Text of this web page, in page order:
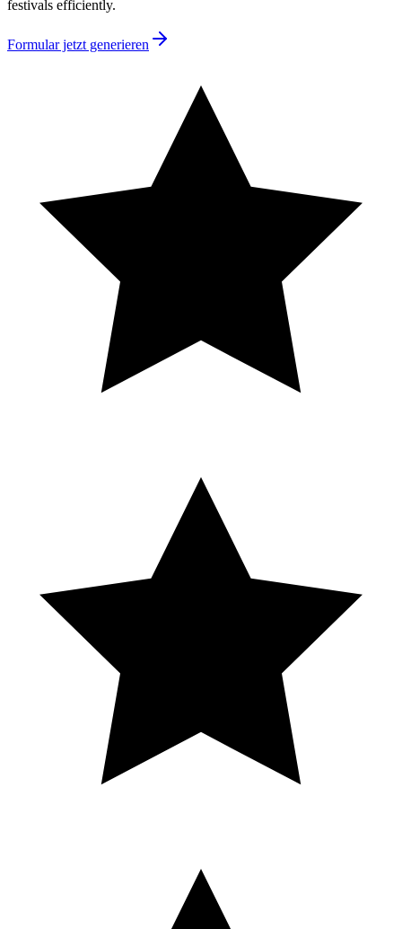
festivals efficiently.
Formular jetzt generieren